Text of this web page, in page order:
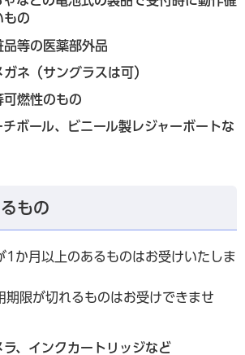
もの
品等の医薬部外品
ネ（サングラスは可）
可燃性のもの
ボール、ビニール製レジャーボートな
もの
1か月以上のあるものはお受けいたしま
期限が切れるものはお受けできませ
、インクカートリッジなど